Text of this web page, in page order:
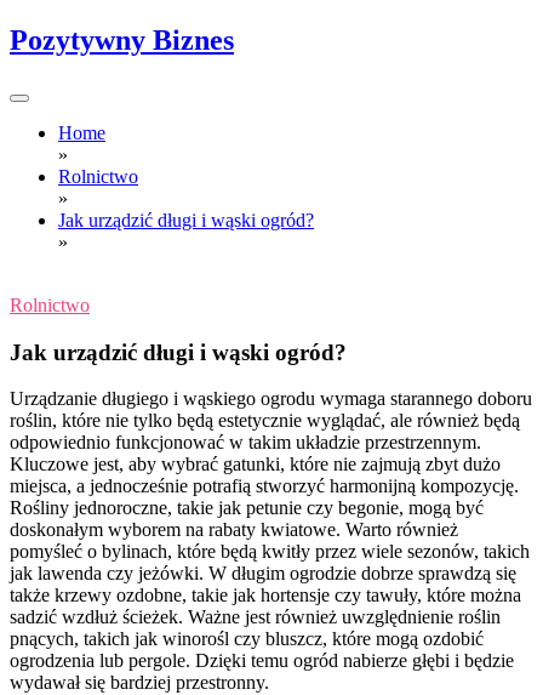
Skip
to
Pozytywny Biznes
Home
»
Rolnictwo
»
Jak urządzić długi i wąski ogród?
»
Rolnictwo
Jak urządzić długi i wąski ogród?
Urządzanie długiego i wąskiego ogrodu wymaga starannego doboru
roślin, które nie tylko będą estetycznie wyglądać, ale również będą
odpowiednio funkcjonować w takim układzie przestrzennym.
Kluczowe jest, aby wybrać gatunki, które nie zajmują zbyt dużo
miejsca, a jednocześnie potrafią stworzyć harmonijną kompozycję.
Rośliny jednoroczne, takie jak petunie czy begonie, mogą być
doskonałym wyborem na rabaty kwiatowe. Warto również
pomyśleć o bylinach, które będą kwitły przez wiele sezonów, takich
jak lawenda czy jeżówki. W długim ogrodzie dobrze sprawdzą się
także krzewy ozdobne, takie jak hortensje czy tawuły, które można
sadzić wzdłuż ścieżek. Ważne jest również uwzględnienie roślin
pnących, takich jak winorośl czy bluszcz, które mogą ozdobić
ogrodzenia lub pergole. Dzięki temu ogród nabierze głębi i będzie
wydawał się bardziej przestronny.